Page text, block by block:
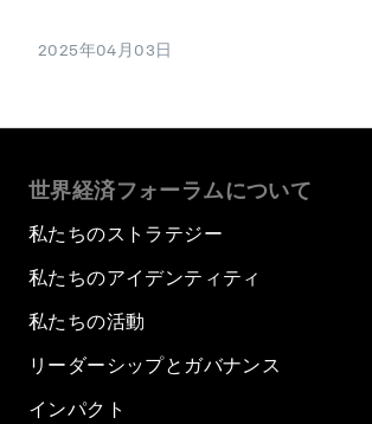
2025年04月03日
世界経済フォーラムについて
私たちのストラテジー
私たちのアイデンティティ
私たちの活動
リーダーシップとガバナンス
インパクト